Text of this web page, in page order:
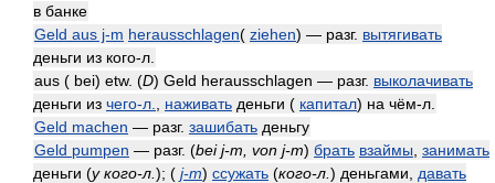
в банке
Geld aus j-m herausschlagen( ziehen) — разг. вытягивать
деньги из кого-л.
aus ( bei) etw. (D) Geld herausschlagen — разг. выколачивать
деньги из чего-л. наживать деньги ( капитал) на чём-л.
Geld machen — разг. зашибать деньгу
Geld pumpen — разг. (bei j-m, von j-m) брать взаймы занимать
деньги (у кого-л. ); ( j-m) ссужать (кого-л. ) деньгами, давать